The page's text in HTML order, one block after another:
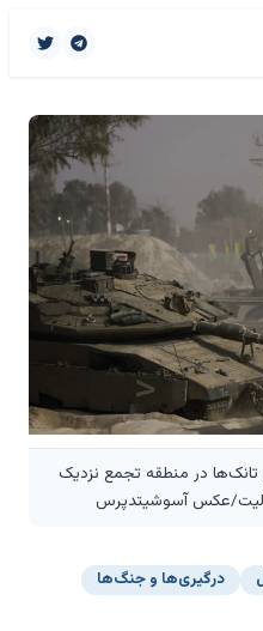
تانک‌ها در منطقه تجمع نزدیک
درگیری‌ها و جنگ‌ها